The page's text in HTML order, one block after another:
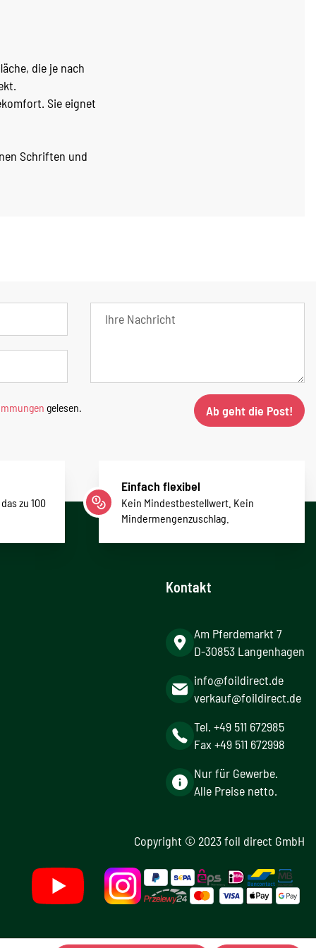
die je nach
Sie eignet
Schriften und
gelesen. Ab geht die Post!
zu 100
Einfach flexibel
Kein Mindestbestellwert. Kein
Mindermengenzuschlag.
Kontakt
Am Pferdemarkt 7
D-30853 Langenhagen
info@foildirect.de
verkauf@foildirect.de
Tel. +49 511 672985
Fax +49 511 672998
Nur für Gewerbe.
Alle Preise netto.
Copyright © 2023 foil direct GmbH